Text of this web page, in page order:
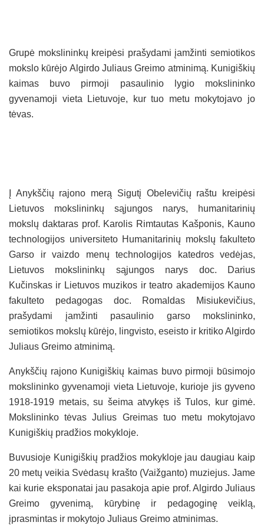
Grupė mokslininkų kreipėsi prašydami įamžinti semiotikos
mokslo kūrėjo Algirdo Juliaus Greimo atminimą. Kunigiškių
kaimas buvo pirmoji pasaulinio lygio mokslininko
gyvenamoji vieta Lietuvoje, kur tuo metu mokytojavo jo
tėvas.
Į Anykščių rajono merą Sigutį Obelevičių raštu kreipėsi
Lietuvos mokslininkų sąjungos narys, humanitarinių
mokslų daktaras prof. Karolis Rimtautas Kašponis, Kauno
technologijos universiteto Humanitarinių mokslų fakulteto
Garso ir vaizdo menų technologijos katedros vedėjas,
Lietuvos mokslininkų sąjungos narys doc. Darius
Kučinskas ir Lietuvos muzikos ir teatro akademijos Kauno
fakulteto pedagogas doc. Romaldas Misiukevičius,
prašydami įamžinti pasaulinio garso mokslininko,
semiotikos mokslų kūrėjo, lingvisto, eseisto ir kritiko Algirdo
Juliaus Greimo atminimą.
Anykščių rajono Kunigiškių kaimas buvo pirmoji būsimojo
mokslininko gyvenamoji vieta Lietuvoje, kurioje jis gyveno
1918-1919 metais, su šeima atvykęs iš Tulos, kur gimė.
Mokslininko tėvas Julius Greimas tuo metu mokytojavo
Kunigiškių pradžios mokykloje.
Buvusioje Kunigiškių pradžios mokykloje jau daugiau kaip
20 metų veikia Svėdasų krašto (Vaižganto) muziejus. Jame
kai kurie eksponatai jau pasakoja apie prof. Algirdo Juliaus
Greimo gyvenimą, kūrybinę ir pedagoginę veiklą,
įprasmintas ir mokytojo Juliaus Greimo atminimas.